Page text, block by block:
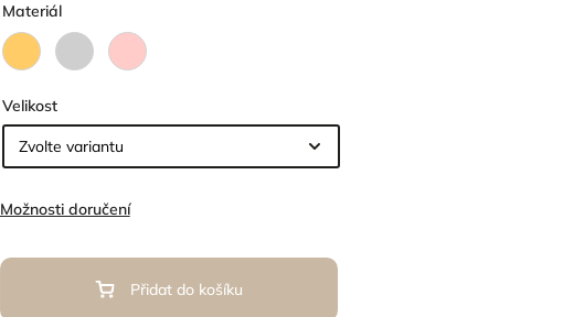
Materiál
Velikost
Možnosti doručení
Přidat do košíku